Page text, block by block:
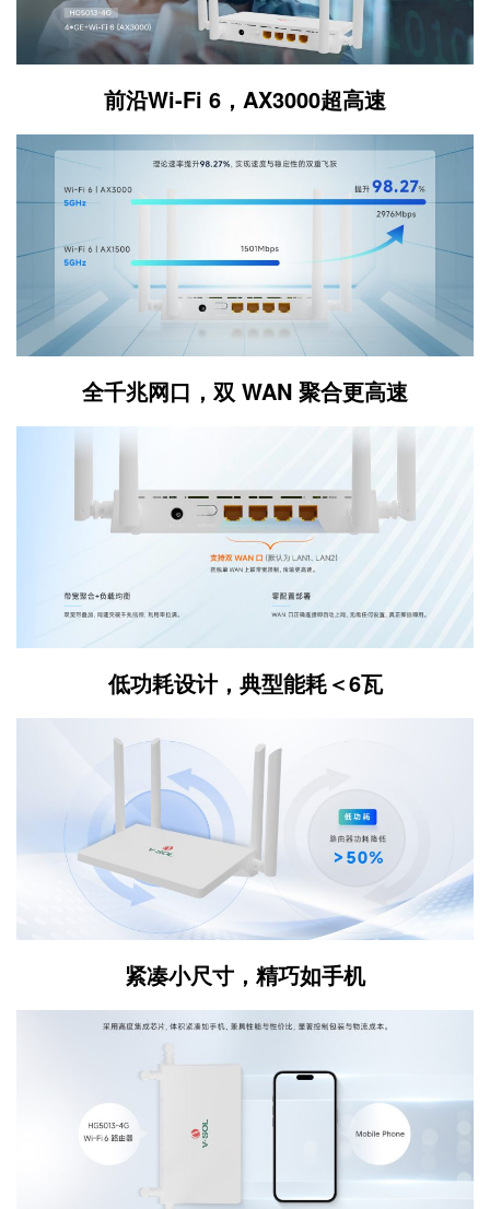
前沿Wi-Fi 6，AX3000超高速
全千兆网口，双 WAN 聚合更高速
低功耗设计，典型能耗＜6瓦
紧凑小尺寸，精巧如手机